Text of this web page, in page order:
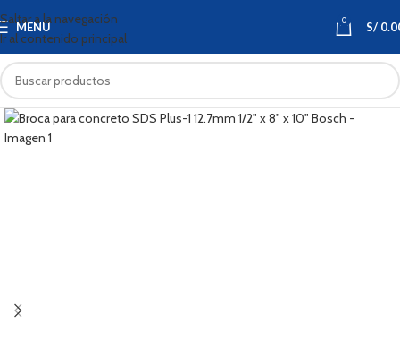
Saltar a la navegación
Ir al contenido principal
MENÚ 0 S/